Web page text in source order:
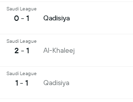
Saudi League
0 - 1 Qadisiya
Saudi League
2 - 1 Al-Khaleej
Saudi League
1 - 1 Qadisiya